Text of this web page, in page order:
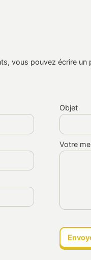
vous pouvez écrire un
Objet
Votre